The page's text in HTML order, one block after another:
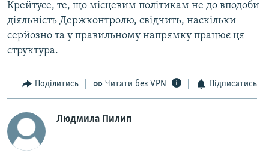
Крейтусе, те, що місцевим політикам не до вподоби
діяльність Держконтролю, свідчить, наскільки
серйозно та у правильному напрямку працює ця
структура.
Поділитись Читати без VPN Підписатись
Людмила Пилип